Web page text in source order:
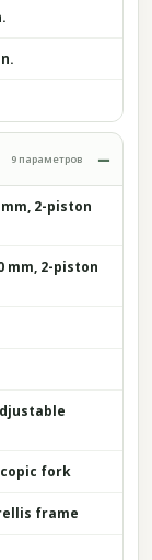
9 параметров
2-piston
mm, 2-piston
fork
frame